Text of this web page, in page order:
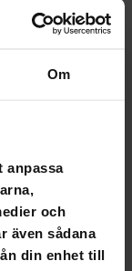
Om
anpassa
och
även sådana
din enhet till